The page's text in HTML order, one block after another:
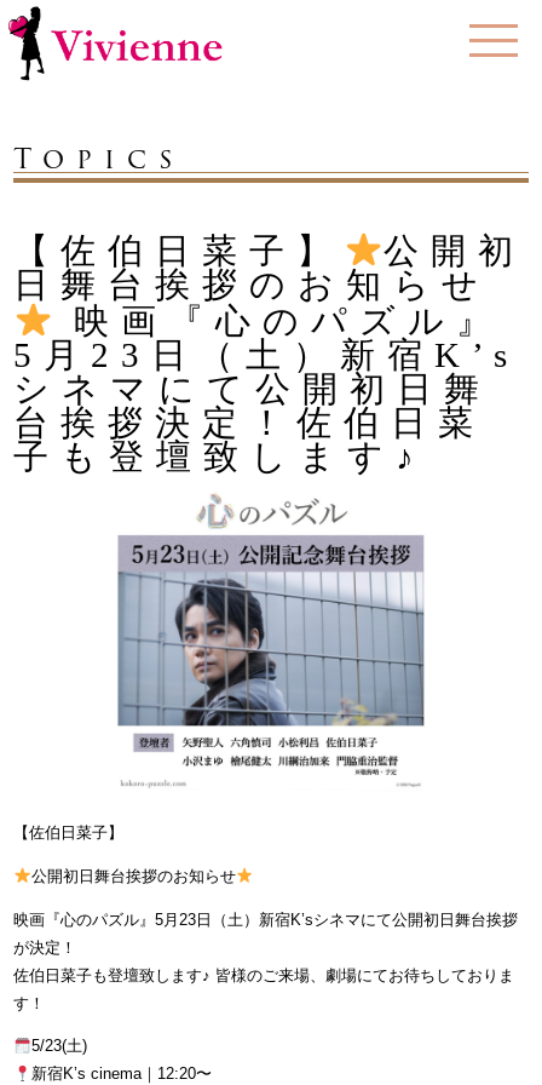
Topics
【佐伯日菜子】
公開初
日舞台挨拶のお知らせ
映画『心のパズル』
5月23日（土）新宿K’s
シネマにて公開初日舞
台挨拶決定！佐伯日菜
子も登壇致します♪
【佐伯日菜子】
公開初日舞台挨拶のお知らせ
映画『心のパズル』5月23日（土）新宿K’sシネマにて公開初日舞台挨拶
が決定！
佐伯日菜子も登壇致します♪ 皆様のご来場、劇場にてお待ちしておりま
す！
5/23(土)
新宿K’s cinema｜12:20〜